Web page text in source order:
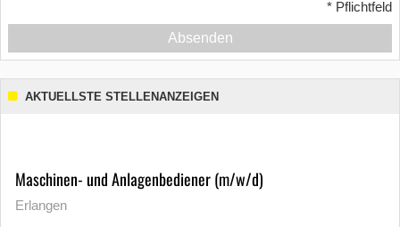
* Pflichtfeld
Absenden
AKTUELLSTE STELLENANZEIGEN
Maschinen- und Anlagenbediener (m/w/d)
Erlangen